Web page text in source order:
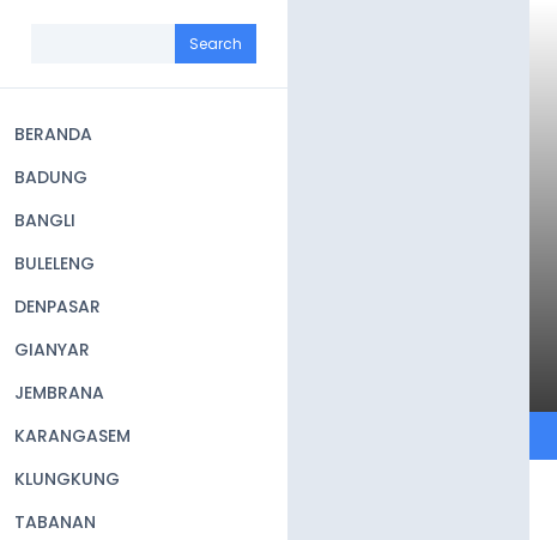
navigation
BERANDA
BADUNG
BANGLI
BULELENG
DENPASAR
GIANYAR
JEMBRANA
KARANGASEM
KLUNGKUNG
TABANAN